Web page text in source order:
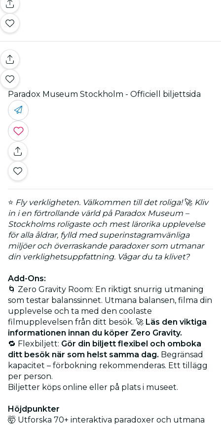
Paradox Museum Stockholm - Officiell biljettsida
⭐ Fly verkligheten. Välkommen till det roliga!🚀 Kliv
in i en förtrollande värld på Paradox Museum –
Stockholms roligaste och mest lärorika upplevelse
för alla åldrar, fylld med superinstagramvänliga
miljöer och överraskande paradoxer som utmanar
din verklighetsuppfattning. Vågar du ta klivet?
Add-Ons:
🌀 Zero Gravity Room: En riktigt snurrig utmaning
som testar balanssinnet. Utmana balansen, filma din
upplevelse och ta med den coolaste
filmupplevelsen från ditt besök. 🚀 Läs den viktiga
informationen innan du köper Zero Gravity.
🔁 Flexbiljett: Gör din biljett flexibel och omboka
ditt besök när som helst samma dag. Begränsad
kapacitet – förbokning rekommenderas. Ett tillägg
per person.
Biljetter köps online eller på plats i museet.
Höjdpunkter
🤯 Utforska 70+ interaktiva paradoxer och utmana